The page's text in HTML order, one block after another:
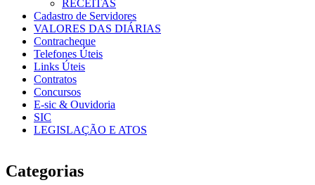
RECEITAS
Cadastro de Servidores
VALORES DAS DIÁRIAS
Contracheque
Telefones Úteis
Links Úteis
Contratos
Concursos
E-sic & Ouvidoria
SIC
LEGISLAÇÃO E ATOS
Categorias